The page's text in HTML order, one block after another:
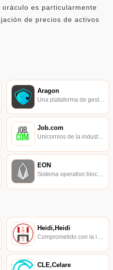
es particularmente
de precios de activos
Aragon
Job.com
Unicornios de la industria que se han transferido completamente a la plataforma blockchain.
EON
Sistema operativo blockchain inteligente de alta velocidad.
Heidi,Heidi
CLE,Celare